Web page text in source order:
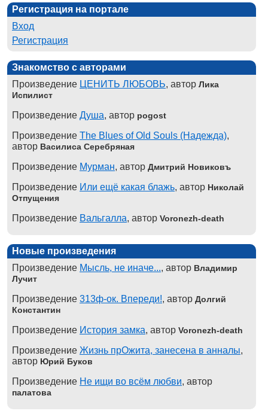
Регистрация на портале
Вход
Регистрация
Знакомство с авторами
Произведение ЦЕНИТЬ ЛЮБОВЬ, автор Лика
Испилист
Произведение Душа, автор pogost
Произведение The Blues of Old Souls (Надежда),
автор Василиса Серебряная
Произведение Мурман, автор Дмитрий Новиковъ
Произведение Или ещё какая блажь, автор Николай
Отпущения
Произведение Вальгалла, автор Voronezh-death
Новые произведения
Произведение Мысль, не иначе..., автор Владимир
Лучит
Произведение 313ф-ок. Впереди!, автор Долгий
Константин
Произведение История замка, автор Voronezh-death
Произведение Жизнь прОжита, занесена в анналы,
автор Юрий Буков
Произведение Не ищи во всём любви, автор
палатова